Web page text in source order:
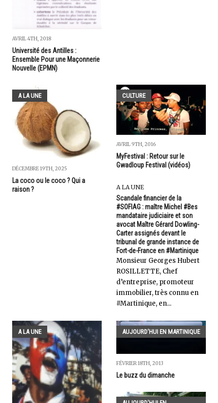
AVRIL 4TH, 2018
Université des Antilles :
Ensemble Pour une Maçonnerie
Nouvelle (EPMN)
A LA UNE
DÉCEMBRE 19TH, 2025
La coco ou le coco ? Qui a
raison ?
CULTURE
AVRIL 9TH, 2016
MyFestival : Retour sur le
Gwadloup Festival (vidéos)
A LA UNE
Scandale financier de la
#SOFIAG : maître Michel #Bes
mandataire judiciaire et son
avocat Maître Gérard Dowling-
Carter assignés devant le
tribunal de grande instance de
Fort-de-France en #Martinique
Monsieur Georges Hubert
ROSILLETTE, Chef
d’entreprise, promoteur
immobilier, très connu en
#Martinique, en...
A LA UNE AUJOURD'HUI EN MARTINIQUE
FÉVRIER 18TH, 2013
Le buzz du dimanche